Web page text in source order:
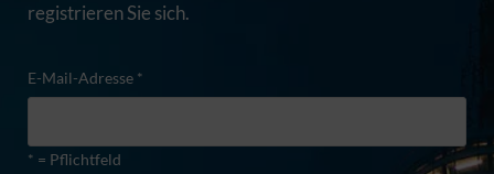
registrieren Sie sich.
E-Mail-Adresse *
* = Pflichtfeld